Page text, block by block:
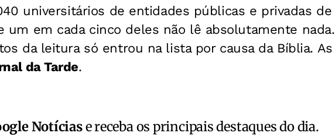
universitários de entidades públicas e privadas de
um em cada cinco deles não lê absolutamente nada.
da leitura só entrou na lista por causa da Bíblia. As
da Tarde.
Notíciase receba os principais destaques do dia.